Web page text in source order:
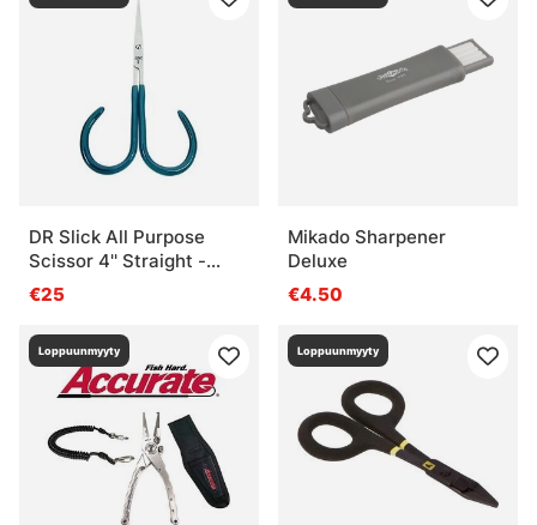
DR Slick All Purpose
Scissor 4'' Straight -
Adjustable Open Loops
€25
Mikado Sharpener
Deluxe
€4.50
Loppuunmyyty Loppuunmyyty